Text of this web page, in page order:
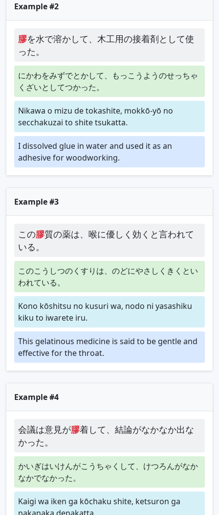
Example #2
膠を水で溶かして、木工用の接着剤として使
った。
にかわをみずでとかして、もっこうようのせっちゃ
くざいとしてつかった。
Nikawa o mizu de tokashite, mokkō-yō no
secchakuzai to shite tsukatta.
I dissolved glue in water and used it as an
adhesive for woodworking.
Example #3
この膠質の薬は、喉に優しく効くと言われて
いる。
このこうしつのくすりは、のどにやさしくきくとい
われている。
Kono kōshitsu no kusuri wa, nodo ni yasashiku
kiku to iwarete iru.
This gelatinous medicine is said to be gentle and
effective for the throat.
Example #4
会議は意見が膠着して、結論がなかなか出な
かった。
かいぎはいけんがこうちゃくして、けつろんがなか
なかでなかった。
Kaigi wa iken ga kōchaku shite, ketsuron ga